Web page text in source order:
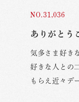
NO.31,036
ありがとう
気多さま好き
好きな人との
もらえ近々デ